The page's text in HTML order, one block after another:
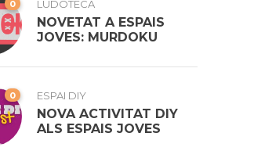
0 LUDOTECA
NOVETAT A ESPAIS
JOVES: MURDOKU
0 ESPAI DIY
NOVA ACTIVITAT DIY
ALS ESPAIS JOVES